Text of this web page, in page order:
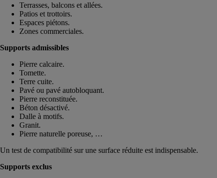
Terrasses, balcons et allées.
Patios et trottoirs.
Espaces piétons.
Zones commerciales.
Supports admissibles
Pierre calcaire.
Tomette.
Terre cuite.
Pavé ou pavé autobloquant.
Pierre reconstituée.
Béton désactivé.
Dalle à motifs.
Granit.
Pierre naturelle poreuse, …
Un test de compatibilité sur une surface réduite est indispensable.
Supports exclus